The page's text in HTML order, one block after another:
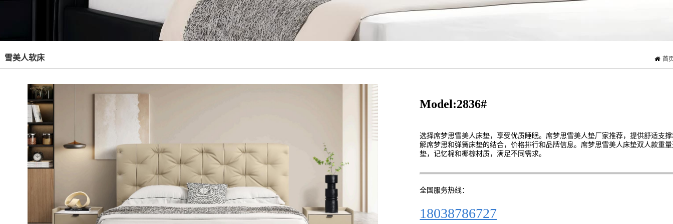
首
雪美人软床
Model:2836#
选择席梦思雪美人床垫，享受优质睡眠。席梦思雪美人垫厂家推荐，提供舒适支
解席梦思和弹簧床垫的结合，价格排行和品牌信息。席梦思雪美人床垫双人款重
垫，记忆棉和椰棕材质，满足不同需求。
全国服务热线：
18038786727